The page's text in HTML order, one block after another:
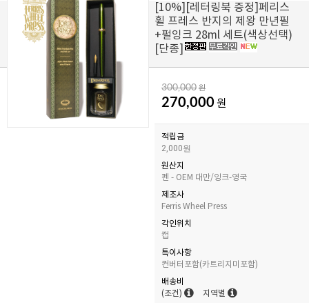
[10%][레터링북 증정]페리스
휠 프레스 반지의 제왕 만년필
+펄잉크 28ml 세트(색상선택)
[단종]
300,000 원
270,000 원
적립금
2,000원
원산지
펜 - OEM 대만/잉크-영국
제조사
Ferris Wheel Press
각인위치
캡
특이사항
컨버터포함(카트리지미포함)
배송비
(조건)
지역별